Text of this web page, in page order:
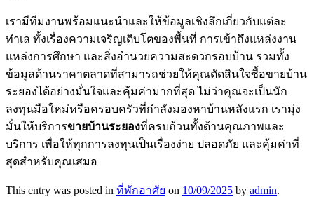
เรามีทีมงานพร้อมแนะนำและให้ข้อมูลเชิงลึกเกี่ยวกับแต่ละ
ทำเล ทั้งเรื่องความเจริญเติบโตของพื้นที่ การเข้าถึงแหล่งงาน
แหล่งการศึกษา และสิ่งอำนวยความสะดวกรอบบ้าน รวมทั้ง
ข้อมูลด้านราคาตลาดที่สามารถช่วยให้คุณตัดสินใจซื้อขายบ้าน
ระยองได้อย่างมั่นใจและคุ้มค่ามากที่สุด ไม่ว่าคุณจะเป็นนัก
ลงทุนมือใหม่หรือครอบครัวที่กำลังมองหาบ้านหลังแรก เรามุ่ง
มั่นให้บริการขายบ้านระยองที่ครบถ้วนทั้งด้านคุณภาพและ
บริการ เพื่อให้ทุกการลงทุนเป็นเรื่องง่าย ปลอดภัย และคุ้มค่าที่
สุดสำหรับคุณเสมอ
This entry was posted in ที่พักอาศัย on 10/09/2025 by admin.